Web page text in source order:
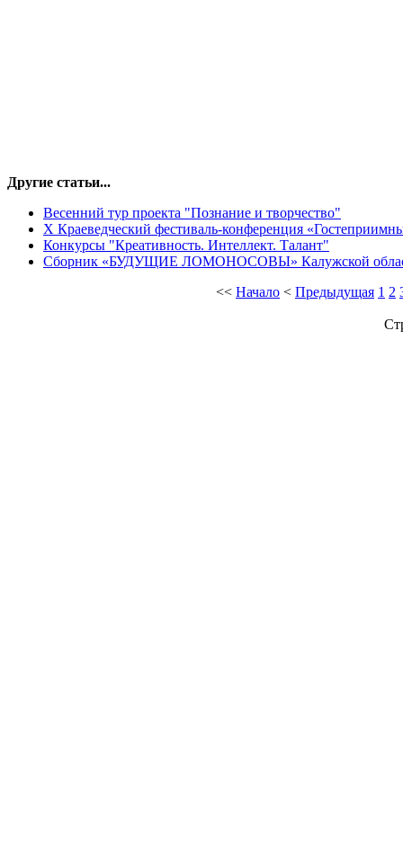
Другие статьи...
Весенний тур проекта "Познание и творчество"
X Краеведческий фестиваль-конференция
Конкурсы "Креативность. Интеллект. Талант"
Сборник «БУДУЩИЕ ЛОМОНОСОВЫ» Калужской
<< Начало < Предыдущая 1 2